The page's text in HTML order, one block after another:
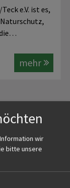
e.V. ist es,
die…
mehr
stellt sich
wir
bitte unsere